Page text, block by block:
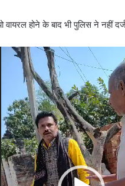
होने के बाद भी पुलिस ने नहीं